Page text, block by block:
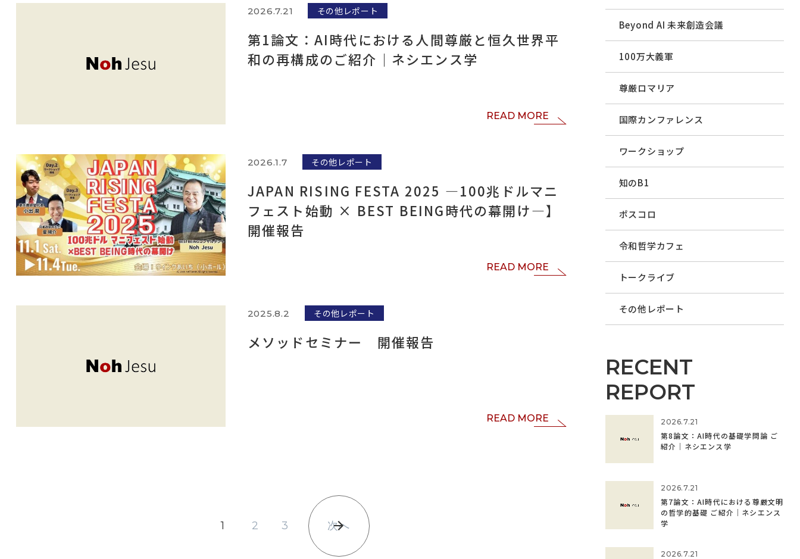
2026.7.21 その他レポート
第1論文：AI時代における人間尊厳と恒久世界平
和の再構成のご紹介｜ネシエンス学
READ MORE
2026.1.7 その他レポート
JAPAN RISING FESTA 2025 ―100兆ドルマニ
フェスト始動 × BEST BEING時代の幕開け―】
開催報告
READ MORE
2025.8.2 その他レポート
メソッドセミナー 開催報告
READ MORE
1 2 3 次へ
Beyond AI 未来創造会議
100万大義軍
尊厳ロマリア
国際カンファレンス
ワークショップ
知のB1
ポスコロ
令和哲学カフェ
トークライブ
その他レポート
RECENT
REPORT
2026.7.21
第8論文：AI時代の基礎学問論 ご
紹介｜ネシエンス学
2026.7.21
第7論文：AI時代における尊厳文明
の哲学的基礎 ご紹介｜ネシエンス
学
2026.7.21